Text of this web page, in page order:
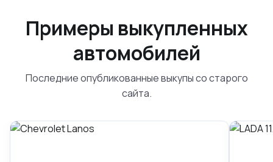
Примеры выкупленных
автомобилей
Последние опубликованные выкупы со старого
сайта.